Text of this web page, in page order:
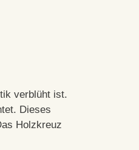
verblüht ist.
Dieses
Holzkreuz